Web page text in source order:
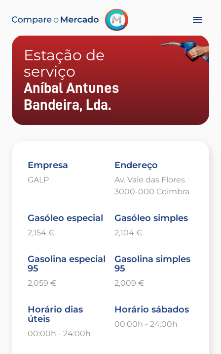
Estação de
serviço
Aníbal Antunes
Bandeira, Lda.
Empresa
GALP
Endereço
Av. Vale das Flores
3000-000 Coimbra
Gasóleo especial
2,154 €
Gasóleo simples
2,104 €
Gasolina especial
95
2,059 €
Gasolina simples
95
2,009 €
Horário dias
úteis
00:00h - 24:00h
Horário sábados
00:00h - 24:00h